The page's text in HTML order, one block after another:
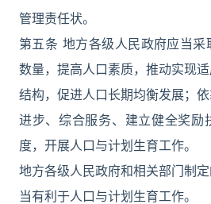
管理责任状。
第五条 地方各级人民政府应当采
数量，提高人口素质，推动实现
结构，促进人口长期均衡发展；
进步、综合服务、建立健全奖励
度，开展人口与计划生育工作。
地方各级人民政府和相关部门制
当有利于人口与计划生育工作。